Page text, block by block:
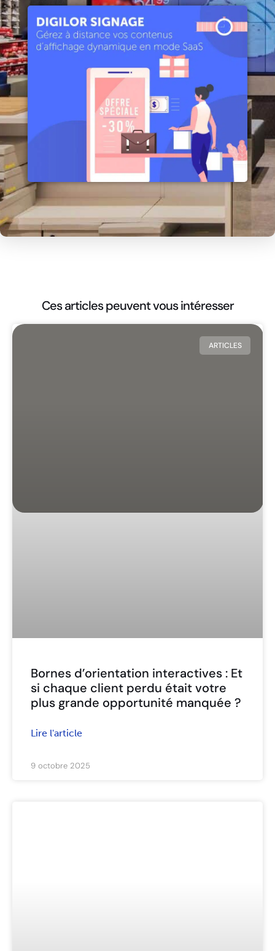
Ces articles peuvent vous intéresser
ARTICLES
Bornes d’orientation interactives : Et
si chaque client perdu était votre
plus grande opportunité manquée ?
Lire l'article
9 octobre 2025